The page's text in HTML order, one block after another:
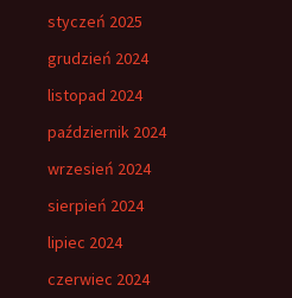
styczeń 2025
grudzień 2024
listopad 2024
październik 2024
wrzesień 2024
sierpień 2024
lipiec 2024
czerwiec 2024